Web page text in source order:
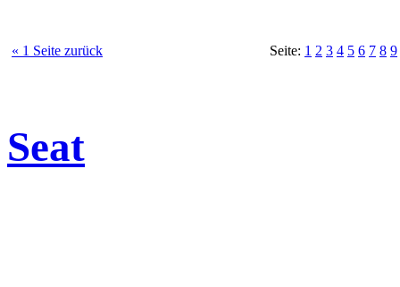
« 1 Seite zurück Seite: 1 2 3 4 5 6 7 8 9
Seat